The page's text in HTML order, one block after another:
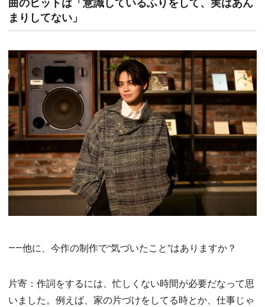
まりしてない」
――他に、今作の制作で“気づいたこと”はありますか？
片寄：作詞をするには、忙しくない時間が必要だなって思
いました。例えば、家の片づけをしてる時とか、仕事じゃ